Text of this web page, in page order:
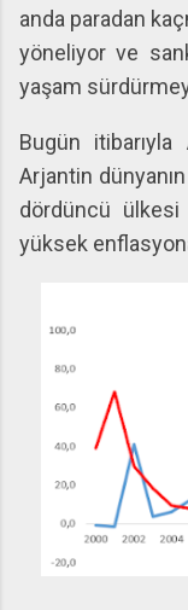
anda paradan
yöneliyor ve
yaşam
Bugün
Arjantin
dördüncü
yüksek